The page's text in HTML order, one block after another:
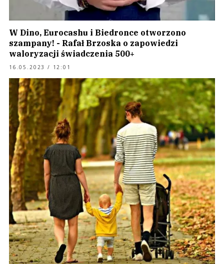
W Dino, Eurocashu i Biedronce otworzono
szampany! - Rafał Brzoska o zapowiedzi
waloryzacji świadczenia 500+
16.05.2023 / 12:01